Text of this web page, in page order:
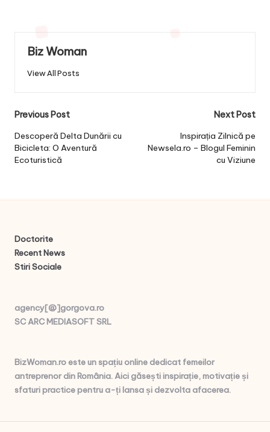
Biz Woman
View All Posts
Post
navigation
Previous Post
Descoperă Delta Dunării cu
Bicicleta: O Aventură
Ecoturistică
Next Post
Inspirația Zilnică pe
Newsela.ro – Blogul Feminin
cu Viziune
Doctorite
Recent News
Stiri Sociale
agency[@]gorgova.ro
SC ARC MEDIASOFT SRL
BizWoman.ro este un spațiu online dedicat femeilor
antreprenor din România. Aici găsești inspirație, motivație și
sfaturi practice pentru a-ți lansa și dezvolta afacerea.